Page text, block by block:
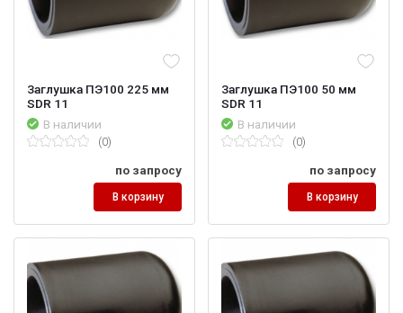
Заглушка ПЭ100 225 мм
SDR 11
В наличии
(0)
по запросу
В корзину
Заглушка ПЭ100 50 мм
SDR 11
В наличии
(0)
по запросу
В корзину